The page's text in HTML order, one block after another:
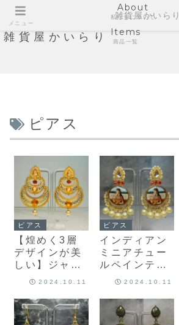
雑貨屋かいらり
About
私たちについて
Items
商品一覧
ピアス
ピアス
【煌めく3層
デザインが美
しい】ジャド
ゥジュエリー
アス
2024.10.11
ピアス
インディアン
ミニアチュー
ルペインティ
ング風 パール
ドの王妃～
2024.10.11
メニュー
雑貨屋かいらり